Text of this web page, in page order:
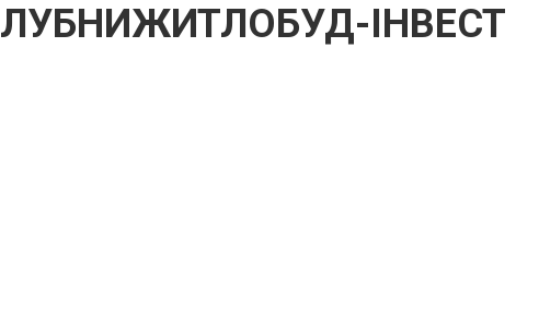
ЛУБНИЖИТЛОБУД-ІНВЕСТ